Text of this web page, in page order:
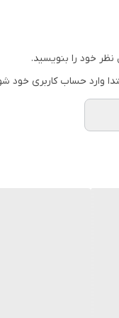
خود را بنویسید.
وارد حساب کاربری خود